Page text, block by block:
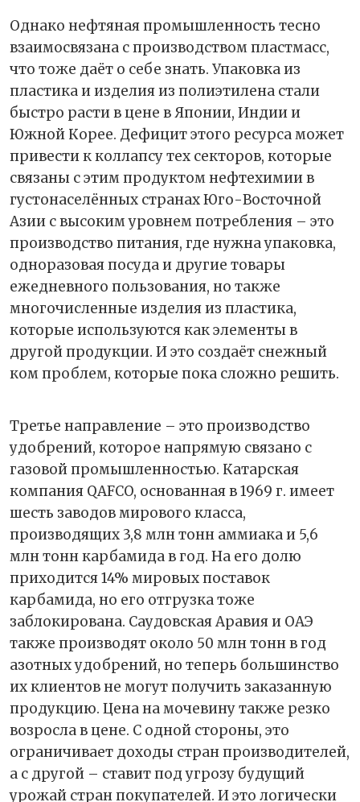
Однако нефтяная промышленность тесно
взаимосвязана с производством пластмасс,
что тоже даёт о себе знать. Упаковка из
пластика и изделия из полиэтилена стали
быстро расти в цене в Японии, Индии и
Южной Корее. Дефицит этого ресурса может
привести к коллапсу тех секторов, которые
связаны с этим продуктом нефтехимии в
густонаселённых странах Юго-Восточной
Азии с высоким уровнем потребления – это
производство питания, где нужна упаковка,
одноразовая посуда и другие товары
ежедневного пользования, но также
многочисленные изделия из пластика,
которые используются как элементы в
другой продукции. И это создаёт снежный
ком проблем, которые пока сложно решить.
Третье направление – это производство
удобрений, которое напрямую связано с
газовой промышленностью. Катарская
компания QAFCO, основанная в 1969 г. имеет
шесть заводов мирового класса,
производящих 3,8 млн тонн аммиака и 5,6
млн тонн карбамида в год. На его долю
приходится 14% мировых поставок
карбамида, но его отгрузка тоже
заблокирована. Саудовская Аравия и ОАЭ
также производят около 50 млн тонн в год
азотных удобрений, но теперь большинство
их клиентов не могут получить заказанную
продукцию. Цена на мочевину также резко
возросла в цене. С одной стороны, это
ограничивает доходы стран производителей,
а с другой – ставит под угрозу будущий
урожай стран покупателей. И это логически